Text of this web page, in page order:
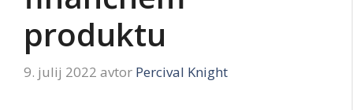
produktu
9. julij 2022 avtor Percival Knight